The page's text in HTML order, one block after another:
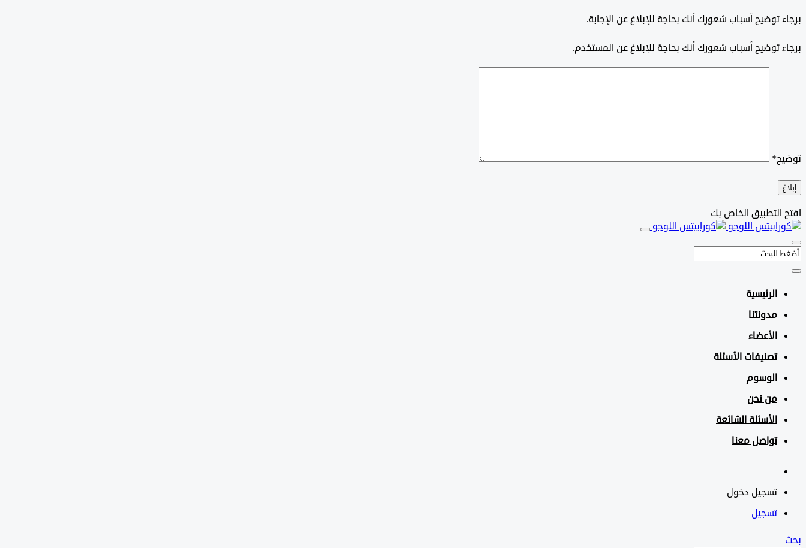
برجاء توضيح أسباب شعورك أنك بحاجة للإبلاغ عن الإجابة.
برجاء توضيح أسباب شعورك أنك بحاجة للإبلاغ عن المستخدم.
توضيح*
إبلاغ
افتح التطبيق الخاص بك
الرئيسية
مدونتنا
الأعضاء
تصنيفات الأسئلة
الوسوم
من نحن
الأسئلة الشائعة
تواصل معنا
تسجيل دخول
تسجيل
بحث